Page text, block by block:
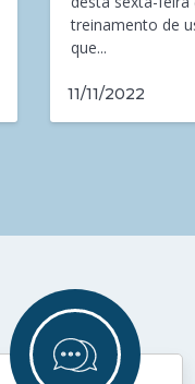
treinamento de
que...
11/11/2022